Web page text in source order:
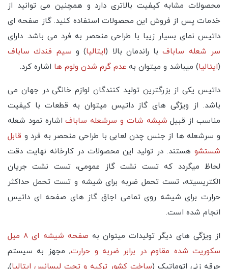
محصولات مشابه کیفیت بالاتری دارد و همچنین می توانید از
خدمات پس از فروش این محصولات استفاده کنید. گاز صفحه ای
داتیس نمای بسیار زیبا با طراحی منحصر به فرد می باشد. دارای
سر شعله سابافبا راندمان بالا (ایتالیا) و سیم فندك ساباف
(ایتالیا) میباشد و میتوان به عدم گرم شدن ولوم ها اشاره کرد.
داتیس یکی از بزرگترین تولید کنندگان لوازم خانگی در جهان می
باشد. از ویژگی های گاز داتیس میتوان به قطعات با کیفیت
مناسب از قبیل شیشه شات و سرشعله سابافاشاره نمود شعله
و سرشعله ها از جنس چدن لعابی با طراحی منحصر به فرد و قابل
شستشو هستند. در تولید این محصولات در کارخانه نهایت دقت
لحاظ میگردد که تست نشت گاز عمومی، تست نشت جریان
الکتریسیته، تست تحمل ضربه برای شیشه و تست تحمل حداکثر
حرارت برای شیشه روی تمامی اجاق گاز های صفحه ای داتیس
انجام شده است.
از ویژگی های دیگر تولیدات میتوان به
صفحه شیشه ای 8 میل
سکوریت شده مقاوم در برابر ضربه و حرارت, مجهز به سیستم
جرقه زنی اتوماتیک (ساخت کشور ترکیه و تحت لیسانس ایتالیا),